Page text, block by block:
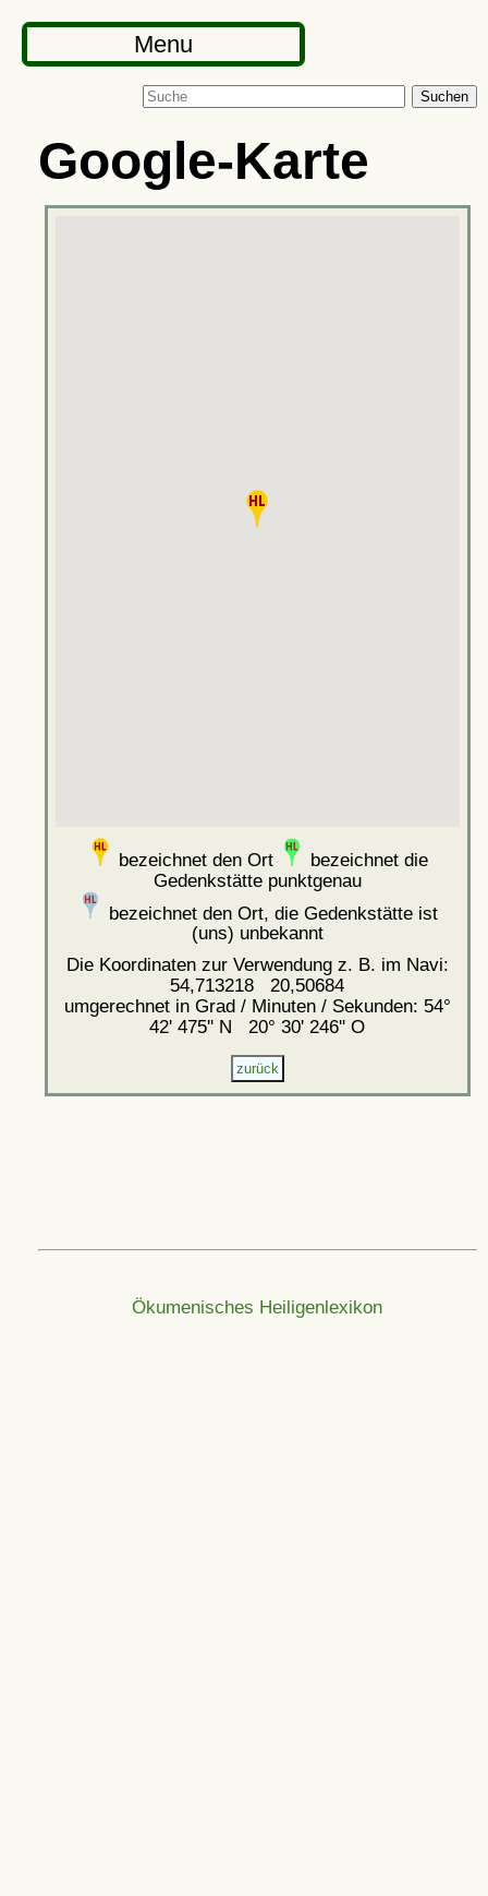
Menu
Suchen
Google-Karte
bezeichnet den Ort
bezeichnet die
Gedenkstätte punktgenau
bezeichnet den Ort, die Gedenkstätte ist
(uns) unbekannt
Die Koordinaten zur Verwendung z. B. im Navi:
54,713218 20,50684
umgerechnet in Grad / Minuten / Sekunden: 54°
42' 475'' N 20° 30' 246'' O
Ökumenisches Heiligenlexikon